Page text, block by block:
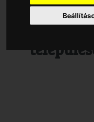
Szedd és/